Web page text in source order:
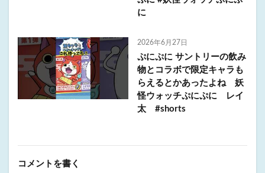
に
2026年6月27日
ぷにぷに サントリーの飲み
物とコラボで限定キャラも
らえるとかあったよね 妖
怪ウォッチぷにぷに レイ
太 #shorts
コメントを書く